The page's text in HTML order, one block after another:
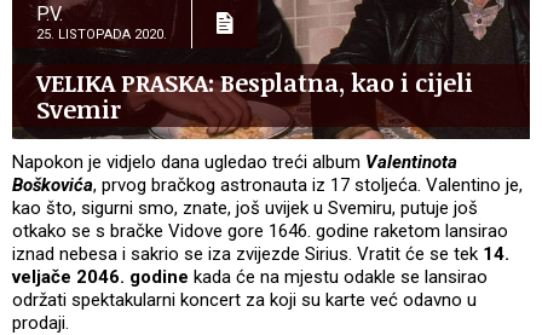
P.V.
25. LISTOPADA 2020.
VELIKA PRASKA: Besplatna, kao i cijeli
Svemir
Napokon je vidjelo dana ugledao treći album Valentinota
Boškovića, prvog bračkog astronauta iz 17 stoljeća. Valentino je,
kao što, sigurni smo, znate, još uvijek u Svemiru, putuje još
otkako se s bračke Vidove gore 1646. godine raketom lansirao
iznad nebesa i sakrio se iza zvijezde Sirius. Vratit će se tek 14.
veljače 2046. godine kada će na mjestu odakle se lansirao
održati spektakularni koncert za koji su karte već odavno u
prodaji.